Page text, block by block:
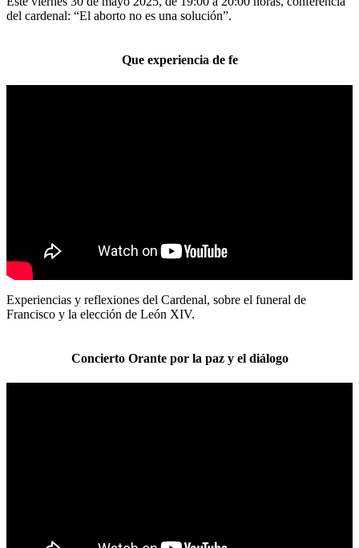
del cardenal: “El aborto no es una solución”.
Que experiencia de fe
Experiencias y reflexiones del Cardenal, sobre el funeral de
Francisco y la elección de León XIV.
Concierto Orante por la paz y el diálogo